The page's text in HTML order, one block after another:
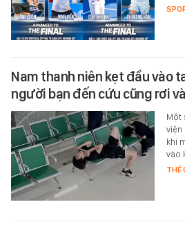
Nam thanh niên kẹt đầu vào
người bạn đến cứu cũng rơi
Một
viện
khi
vào
THẾ